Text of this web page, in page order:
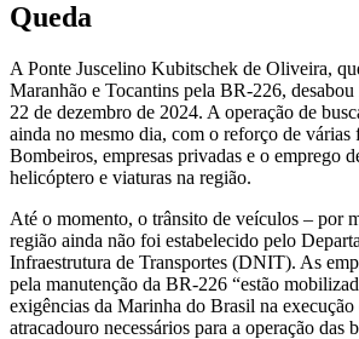
Queda
A Ponte Juscelino Kubitschek de Oliveira,
Maranhão e Tocantins pela BR-226,
22 de dezembro de 2024. A operação de
ainda no mesmo dia, com o reforço de várias
Bombeiros, empresas privadas e o emprego
helicóptero e viaturas na região.
Até o momento, o trânsito de veículos – por
região ainda não foi estabelecido pelo
Infraestrutura de Transportes (DNIT). As
pela manutenção da BR-226 “estão
exigências da Marinha do Brasil na execução
atracadouro necessários para a operação das